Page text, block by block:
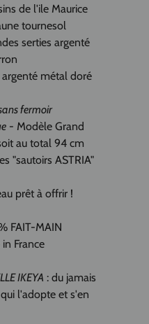
de l'ile Maurice
tournesol
serties argenté
métal doré
fermoir
- Modèle Grand
au total 94 cm
"sautoirs ASTRIA"
prêt à offrir !
FAIT-MAIN
France
IKEYA : du jamais
l'adopte et s'en